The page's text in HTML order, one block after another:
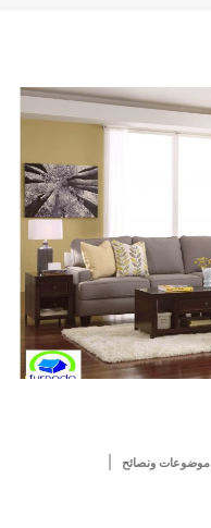
موضوعات ونصائح